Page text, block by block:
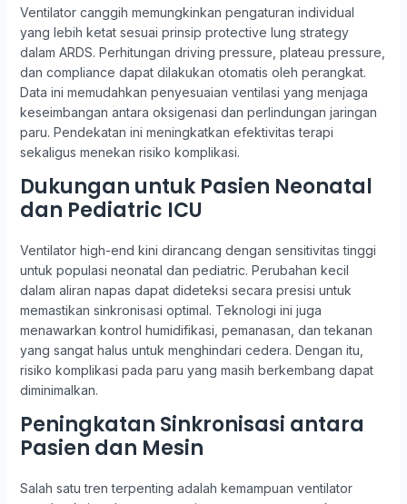
Ventilator canggih memungkinkan pengaturan individual
yang lebih ketat sesuai prinsip protective lung strategy
dalam ARDS. Perhitungan driving pressure, plateau pressure,
dan compliance dapat dilakukan otomatis oleh perangkat.
Data ini memudahkan penyesuaian ventilasi yang menjaga
keseimbangan antara oksigenasi dan perlindungan jaringan
paru. Pendekatan ini meningkatkan efektivitas terapi
sekaligus menekan risiko komplikasi.
Dukungan untuk Pasien Neonatal
dan Pediatric ICU
Ventilator high-end kini dirancang dengan sensitivitas tinggi
untuk populasi neonatal dan pediatric. Perubahan kecil
dalam aliran napas dapat dideteksi secara presisi untuk
memastikan sinkronisasi optimal. Teknologi ini juga
menawarkan kontrol humidifikasi, pemanasan, dan tekanan
yang sangat halus untuk menghindari cedera. Dengan itu,
risiko komplikasi pada paru yang masih berkembang dapat
diminimalkan.
Peningkatan Sinkronisasi antara
Pasien dan Mesin
Salah satu tren terpenting adalah kemampuan ventilator